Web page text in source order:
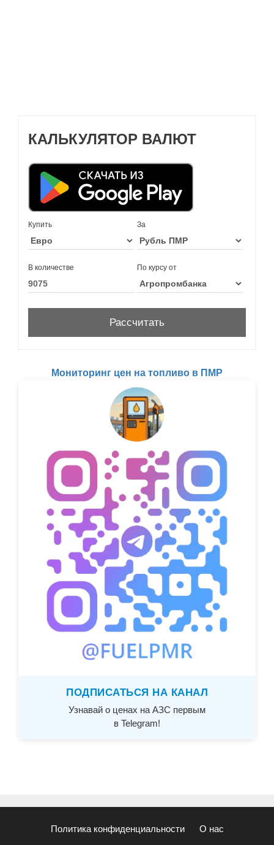
КАЛЬКУЛЯТОР ВАЛЮТ
Купить За
В количестве По курсу от
Мониторинг цен на топливо в ПМР
ПОДПИСАТЬСЯ НА КАНАЛ
Узнавай о ценах на АЗС первым
в Telegram!
Политика конфиденциальности О нас